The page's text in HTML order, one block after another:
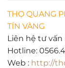
THỌ QUANG
TÍN VÀNG
Liên hệ tư vấn
Hotline:
Web : http://